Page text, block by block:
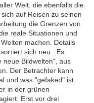
Welt, die ebenfalls die
auf Reisen zu seinen
die Grenzen von
reale Situationen und
machen. Details
sich neu. Es
neue Bildwelten", aus
Der Betrachter kann
und was "gefaked" ist.
in der grünen
Erst vor drei